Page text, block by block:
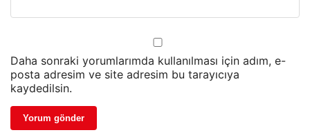
Daha sonraki yorumlarımda kullanılması için adım, e-
posta adresim ve site adresim bu tarayıcıya
kaydedilsin.